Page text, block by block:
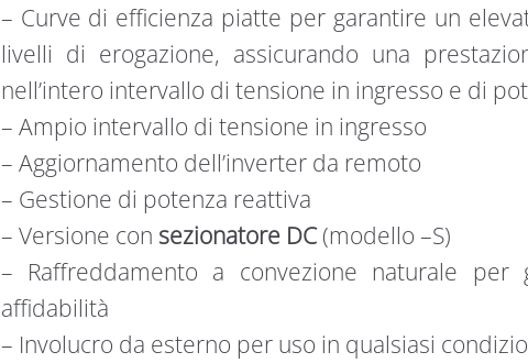
– Curve di efficienza piatte per garantire un
livelli di erogazione, assicurando una
nell’intero intervallo di tensione in ingresso e di
– Ampio intervallo di tensione in ingresso
– Aggiornamento dell’inverter da remoto
– Gestione di potenza reattiva
– Versione con sezionatore DC(modello –S)
– Raffreddamento a convezione naturale per
affidabilità
– Involucro da esterno per uso in qualsiasi